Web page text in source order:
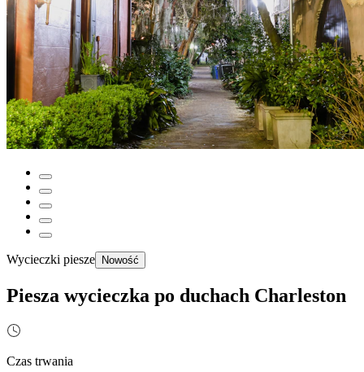
Wycieczki piesze Nowość
Piesza wycieczka po duchach Charleston
Czas trwania